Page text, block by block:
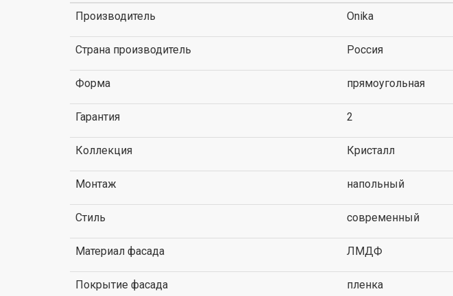
Производитель Onika
Страна производитель Россия
Форма прямоугольная
Гарантия 2
Коллекция Кристалл
Монтаж напольный
Стиль современный
Материал фасада ЛМДФ
Покрытие фасада пленка